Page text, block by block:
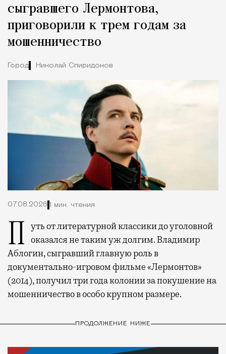
сыгравшего Лермонтова,
приговорили к трем годам за
мошенничество
Город Николай Спиридонов
07.08.2026 1 мин. чтения
Путь от литературной классики до уголовной оказался не таким уж долгим. Владимир
Аблогин, сыгравший главную роль в
документально-игровом фильме «Лермонтов»
(2014), получил три года колонии за покушение на
мошенничество в особо крупном размере.
ПРОДОЛЖЕНИЕ НИЖЕ